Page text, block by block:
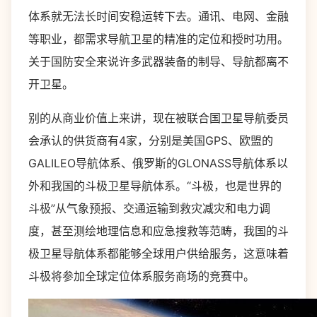
体系就无法长时间安稳运转下去。通讯、电网、金融
等职业，都需求导航卫星的精准的定位和授时功用。
关于国防安全来说许多武器装备的制导、导航都离不
开卫星。
别的从商业价值上来讲，现在被联合国卫星导航委员
会承认的供货商有4家，分别是美国GPS、欧盟的
GALILEO导航体系、俄罗斯的GLONASS导航体系以
外和我国的斗极卫星导航体系。“斗极，也是世界的
斗极”从气象预报、交通运输到救灾减灾和电力调
度，甚至测绘地理信息和应急搜救等范畴，我国的斗
极卫星导航体系都能够全球用户供给服务，这意味着
斗极将参加全球定位体系服务商场的竞赛中。